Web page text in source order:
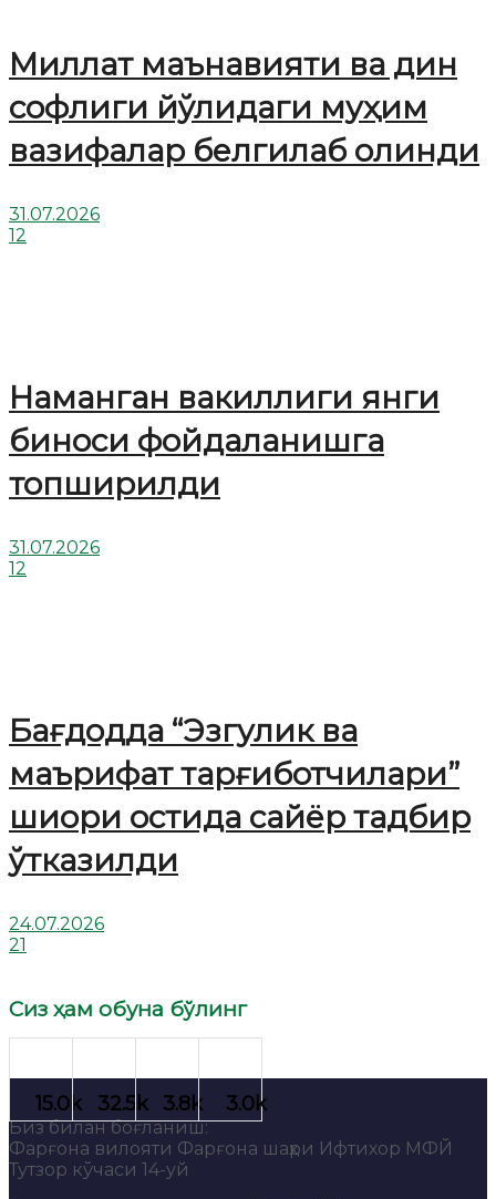
Миллат маънавияти ва дин
софлиги йўлидаги муҳим
вазифалар белгилаб олинди
31.07.2026
12
Наманган вакиллиги янги
биноси фойдаланишга
топширилди
31.07.2026
12
Бағдодда “Эзгулик ва
маърифат тарғиботчилари”
шиори остида сайёр тадбир
ўтказилди
24.07.2026
21
Сиз ҳам обуна бўлинг
Биз билан боғланиш:
Фарғона вилояти Фарғона шаҳри Ифтихор МФЙ
Тутзор кўчаси 14-уй